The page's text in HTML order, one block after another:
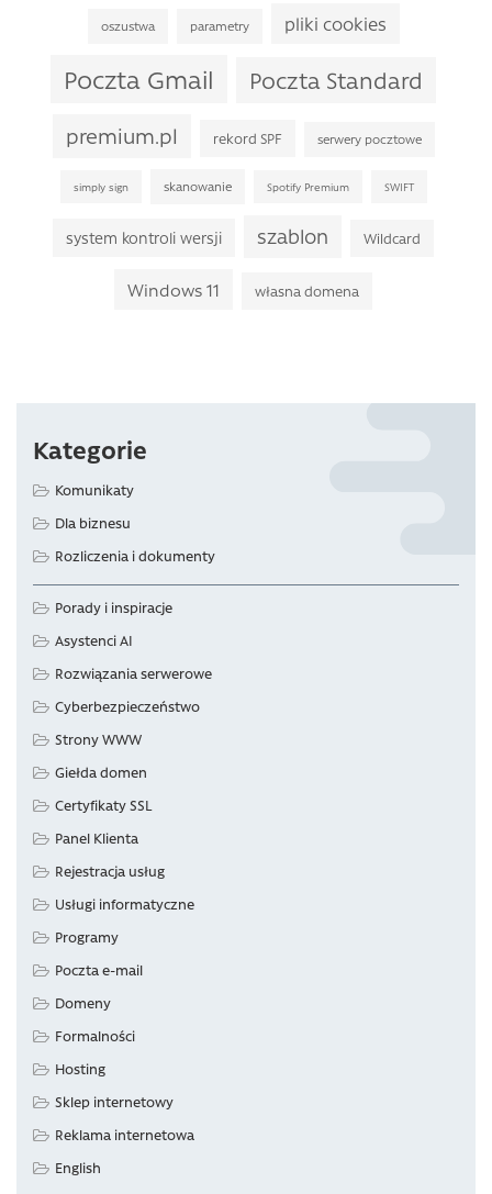
Kategorie
Komunikaty
Dla biznesu
Rozliczenia i dokumenty
Porady i inspiracje
Asystenci AI
Rozwiązania serwerowe
Cyberbezpieczeństwo
Strony WWW
Giełda domen
Certyfikaty SSL
Panel Klienta
Rejestracja usług
Usługi informatyczne
Programy
Poczta e-mail
Domeny
Formalności
Hosting
Sklep internetowy
Reklama internetowa
English
oszustwa parametry pliki cookies
Poczta Gmail Poczta Standard
premium.pl rekord SPF serwery pocztowe
simply sign skanowanie Spotify Premium SWIFT
system kontroli wersji szablon Wildcard
Windows 11 własna domena